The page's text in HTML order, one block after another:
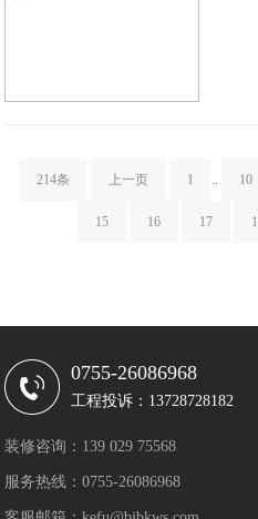
214条 上一页 1 .. 10
15 16 17
0755-26086968
工程投诉：13728728182
装修咨询：139 029 75568
服务热线：0755-26086968